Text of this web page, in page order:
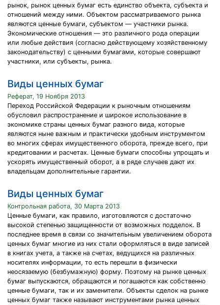
рынок, рынок ценных бумаг есть единство объекта, субъекта и
отношений между ними. Объектом рассматриваемого рынка
являются ценные бумаги, субъектом — участники рынка.
Экономические отношения — это различного рода операции
или любые действия (согласно действующему хозяйственному
законодательству) с ценными бумагами, которые совершают
участники, или субъекты, рынка.
Виды ценных бумаг
Реферат, 19 Ноября 2013
Переход Российской Федерации к рыночным отношениям
обусловил распространение и широкое использование в
экономике страны ценных бумаг разного вида, которые
являются ныне важным и практически удобным инструментом
во многих сферах имущественного оборота, прежде всего, при
кредитовании и расчетах. Ценные бумаги способны упрощать и
ускорять имущественный оборот, а в ряде случаев дают их
владельцам дополнительные гарантии.
Виды ценных бумаг
Контрольная работа, 30 Марта 2013
Ценные бумаги, как правило, изготовляются с достаточно
высокой степенью защищенности от возможных подделок. В
последнее время в связи со значительным увеличением оборота
ценных бумаг многие из них стали оформляться в виде записей
в книгах учета, а также на счетах, ведущихся на различных
носителях информации, то есть перешли в физически
неосязаемую (безбумажную) форму. Поэтому на рынке ценных
бумаг выпускаются, обращаются и погашаются как собственно
ценные бумаги, так и их заменители. Объекты сделок на рынке
ценных бумаг также называют инструментами рынка ценных